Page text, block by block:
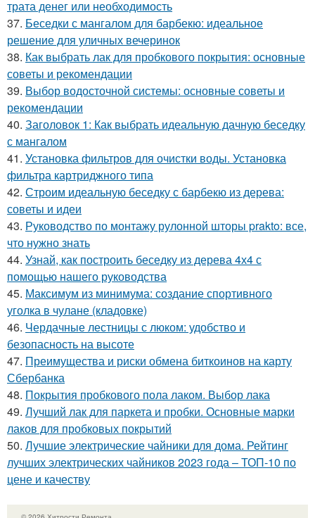
трата денег или необходимость
37. Беседки с мангалом для барбекю: идеальное
решение для уличных вечеринок
38. Как выбрать лак для пробкового покрытия: основные
советы и рекомендации
39. Выбор водосточной системы: основные советы и
рекомендации
40. Заголовок 1: Как выбрать идеальную дачную беседку
с мангалом
41. Установка фильтров для очистки воды. Установка
фильтра картриджного типа
42. Строим идеальную беседку с барбекю из дерева:
советы и идеи
43. Руководство по монтажу рулонной шторы prakto: все,
что нужно знать
44. Узнай, как построить беседку из дерева 4х4 с
помощью нашего руководства
45. Максимум из минимума: создание спортивного
уголка в чулане (кладовке)
46. Чердачные лестницы с люком: удобство и
безопасность на высоте
47. Преимущества и риски обмена биткоинов на карту
Сбербанка
48. Покрытия пробкового пола лаком. Выбор лака
49. Лучший лак для паркета и пробки. Основные марки
лаков для пробковых покрытий
50. Лучшие электрические чайники для дома. Рейтинг
лучших электрических чайников 2023 года – ТОП-10 по
цене и качеству